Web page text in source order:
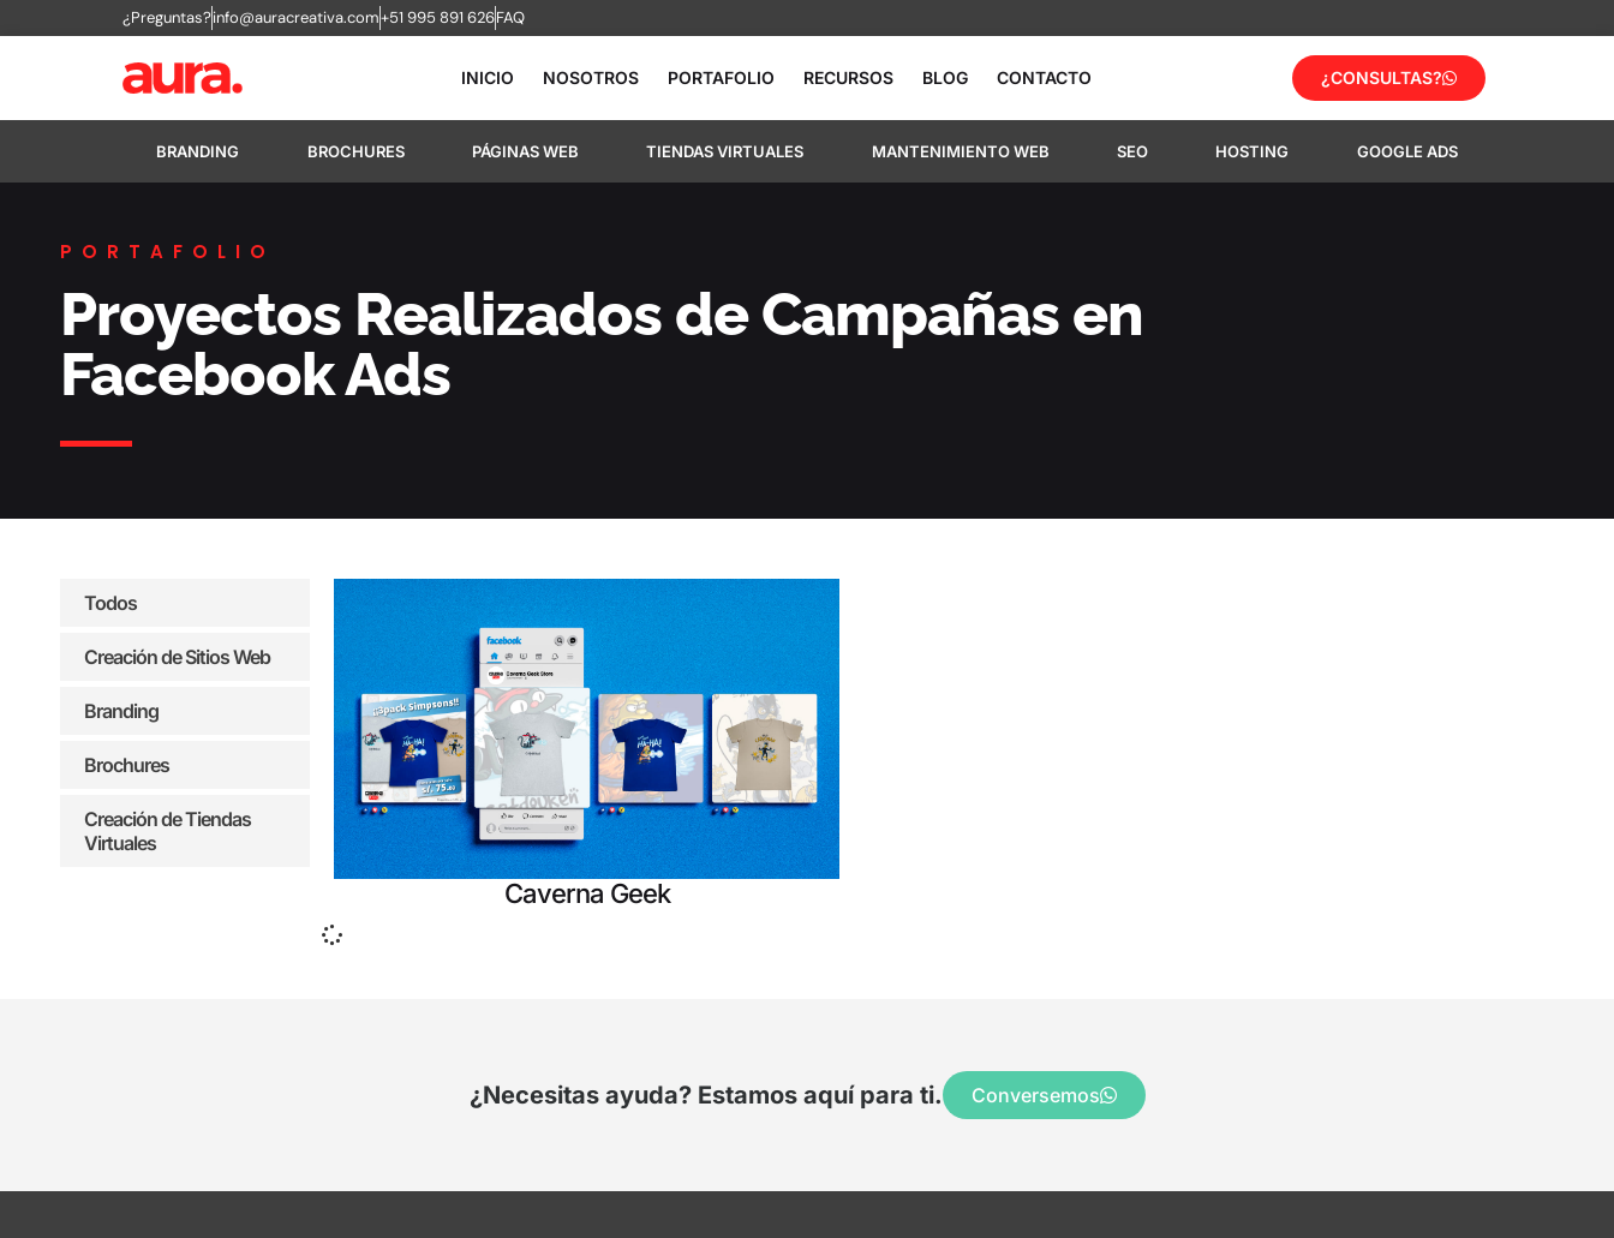
¿Preguntas?info@auracreativa.com+51 995 891 626FAQ
INICIO NOSOTROS PORTAFOLIO RECURSOS BLOG CONTACTO ¿CONSULTAS?
BRANDING BROCHURES PÁGINAS WEB TIENDAS VIRTUALES MANTENIMIENTO WEB SEO HOSTING GOOGLE ADS
PORTAFOLIO
Proyectos Realizados de Campañas en
Facebook Ads
Todos
Creación de Sitios Web
Branding
Brochures
Creación de Tiendas
Virtuales
Caverna Geek
¿Necesitas ayuda? Estamos aquí para ti. Conversemos